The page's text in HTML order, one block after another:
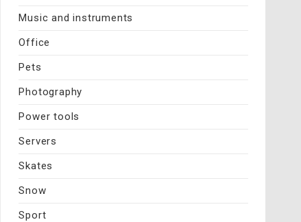
Music and instruments
Office
Pets
Photography
Power tools
Servers
Skates
Snow
Sport